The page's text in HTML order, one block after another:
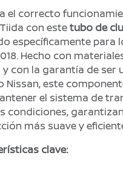
el correcto
con estetubo de
específicamente para
Hecho con
y con la garantía de ser
Nissan, este
el sistema de
condiciones,
más suave y
clave: